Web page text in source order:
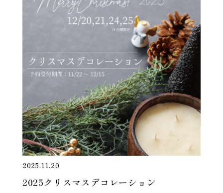
2025.11.20
2025クリスマスデコレーション